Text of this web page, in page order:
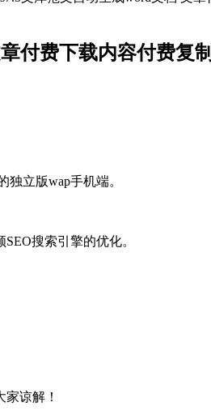
付费下载内容付费复制
立版wap手机端。
搜索引擎的优化。
谅解！